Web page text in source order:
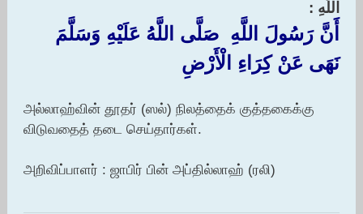
اللَّهِ : ‏
أَنَّ رَسُولَ اللَّهِ ‏ ‏صَلَّى اللَّهُ عَلَيْهِ وَسَلَّمَ ‏
‏نَهَى عَنْ كِرَاءِ الْأَرْضِ
அல்லாஹ்வின் தூதர் (ஸல்) நிலத்தைக் குத்தகைக்கு
விடுவதைத் தடை செய்தார்கள்.
அறிவிப்பாளர் : ஜாபிர் பின் அப்தில்லாஹ் (ரலி)